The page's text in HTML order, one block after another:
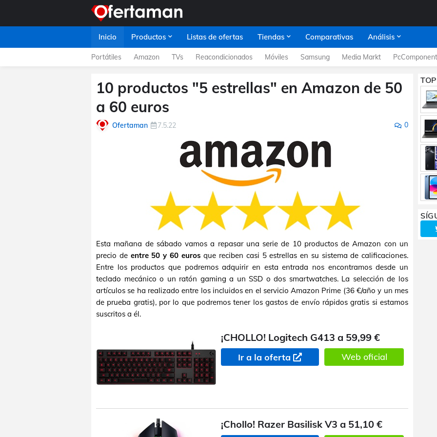
Inicio Productos Listas de ofertas Tiendas Comparativas Análisis
Portátiles Amazon TVs Reacondicionados Móviles Samsung Media Markt
10 productos "5 estrellas" en Amazon de 50
a 60 euros
Ofertaman 7.5.22 0
Esta mañana de sábado vamos a repasar una serie de 10 productos de Amazon con un
precio de entre 50 y 60 euros que reciben casi 5 estrellas en su sistema de calificaciones.
Entre los productos que podremos adquirir en esta entrada nos encontramos desde un
teclado mecánico o un ratón gaming a un SSD o dos smartwatches. La selección de los
artículos se ha realizado entre los incluidos en el servicio Amazon Prime (36 €/año y un mes
de prueba gratis), por lo que podremos tener los gastos de envío rápidos gratis si estamos
suscritos a él.
¡CHOLLO! Logitech G413 a 59,99 €
Ir a la oferta Web oficial
¡Chollo! Razer Basilisk V3 a 51,10 €